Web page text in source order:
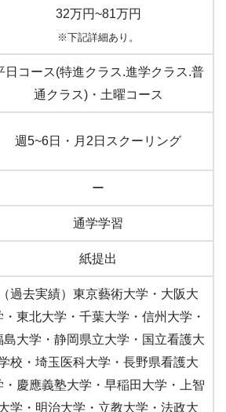
32万円~81万円
※下記詳細あり。
日コース(特進クラス.進学クラス.普
通クラス)・土曜コース
週5~6日・月2日スクーリング
ー
通学学習
紙提出
（過去実績）東京藝術大学・大阪大
・東北大学・千葉大学・信州大学・
島大学・静岡県立大学・国立看護大
校・埼玉医科大学・長野県看護大
・慶應義塾大学・早稲田大学・上智
学・明治大学・立教大学・法政大